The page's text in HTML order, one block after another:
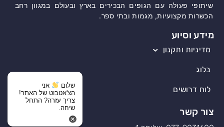
שיתופי פעולה עם הגופים הבכירים בארץ ובעולם במגוון רחב
הכשרות מקצועיות, מגמות ובתי ספר.
מידע וסיוע
מדיניות ותקנון
בלוג
לוח דרושים
צור קשר
שלום
אני
הצ'אטבוט של האתר!
צריך עזרה? התחל
שיחה.